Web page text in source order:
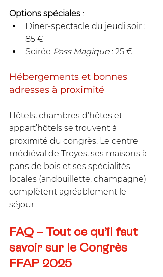
Options spéciales :
Dîner-spectacle du jeudi soir :
85 €
Soirée Pass Magique : 25 €
Hébergements et bonnes
adresses à proximité
Hôtels, chambres d’hôtes et
appart’hôtels se trouvent à
proximité du congrès. Le centre
médiéval de Troyes, ses maisons à
pans de bois et ses spécialités
locales (andouillette, champagne)
complètent agréablement le
séjour.
FAQ – Tout ce qu’il faut
savoir sur le Congrès
FFAP 2025